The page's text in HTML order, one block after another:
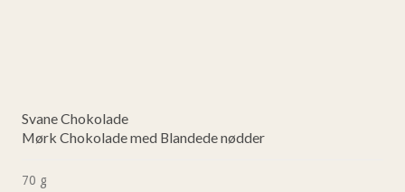
Svane Chokolade
Mørk Chokolade med Blandede nødder
70 g